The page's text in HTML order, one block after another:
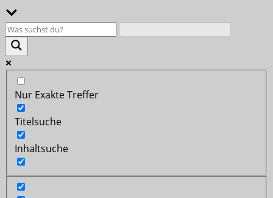
Nur Exakte Treffer
Titelsuche
Inhaltsuche